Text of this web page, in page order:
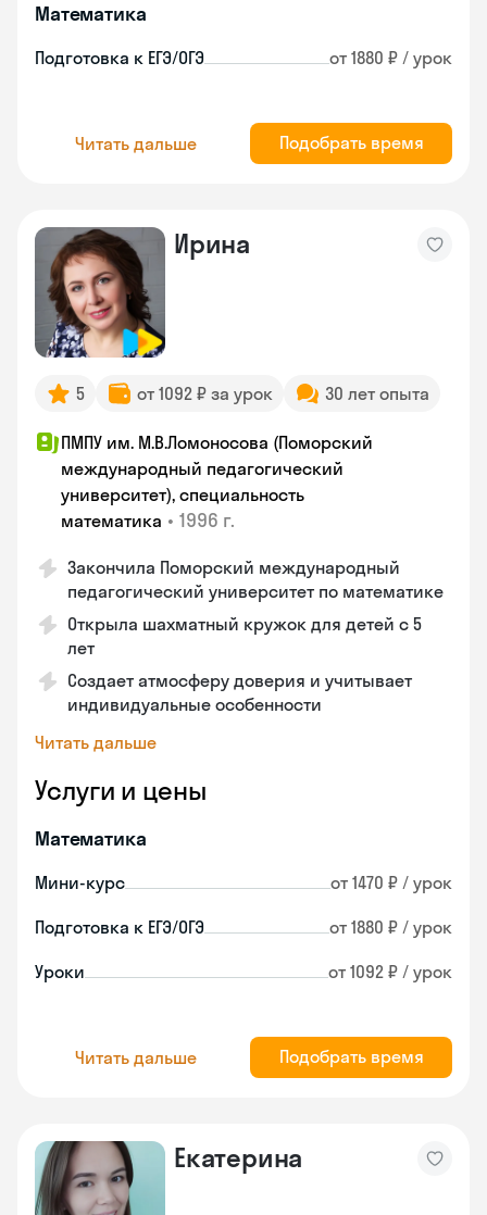
Математика
Подготовка к ЕГЭ/ОГЭ от 1880 ₽ / урок
Читать дальше Подобрать время
Ирина
5 от 1092 ₽ за урок 30 лет опыта
ПМПУ им. М.В.Ломоносова (Поморский
международный педагогический
университет), специальность
математика • 1996 г.
Закончила Поморский международный
педагогический университет по математике
Открыла шахматный кружок для детей с 5
лет
Создает атмосферу доверия и учитывает
индивидуальные особенности
Читать дальше
Услуги и цены
Математика
Мини-курс от 1470 ₽ / урок
Подготовка к ЕГЭ/ОГЭ от 1880 ₽ / урок
Уроки от 1092 ₽ / урок
Читать дальше Подобрать время
Екатерина